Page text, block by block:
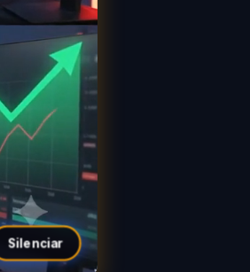
Silenciar